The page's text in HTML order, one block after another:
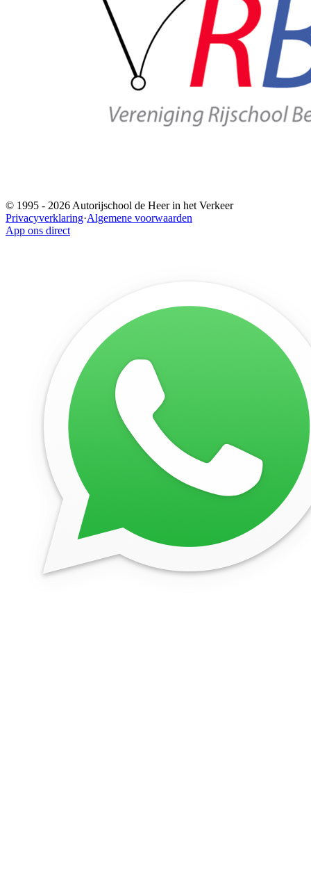
© 1995 - 2026 Autorijschool de Heer in het Verkeer
Privacyverklaring·Algemene voorwaarden
App ons direct